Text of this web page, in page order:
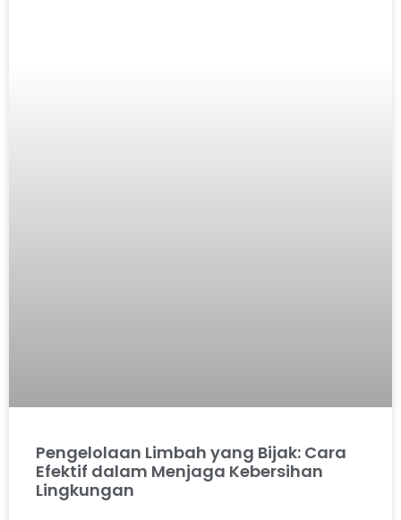
Pengelolaan Limbah yang Bijak: Cara
Efektif dalam Menjaga Kebersihan
Lingkungan